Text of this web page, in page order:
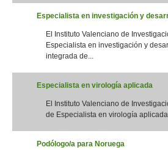
Especialista en investigación y
El Instituto Valenciano de
Especialista en investigación y
integrada de...
Especialista en virología aplicada
El Instituto Valenciano de
de Especialista en virología
Podólogo/a para Noruega